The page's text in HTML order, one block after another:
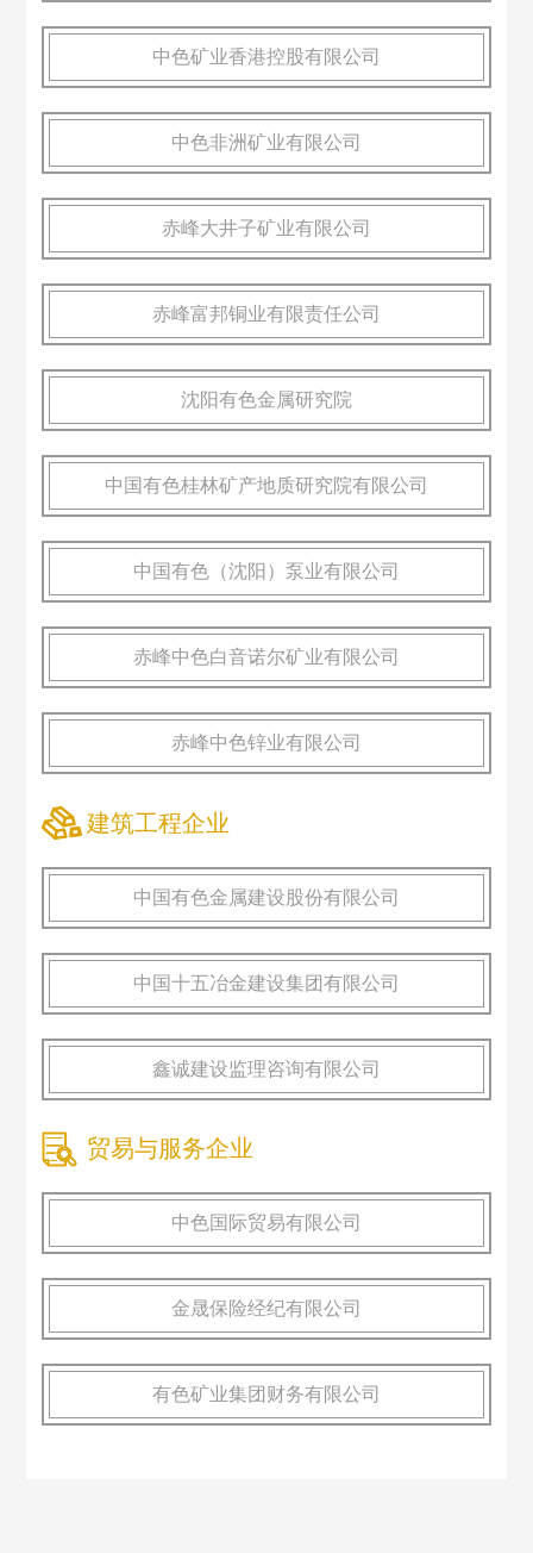
中色矿业香港控股有限公司
中色非洲矿业有限公司
赤峰大井子矿业有限公司
赤峰富邦铜业有限责任公司
沈阳有色金属研究院
中国有色桂林矿产地质研究院有限公司
中国有色（沈阳）泵业有限公司
赤峰中色白音诺尔矿业有限公司
赤峰中色锌业有限公司
建筑工程企业
中国有色金属建设股份有限公司
中国十五冶金建设集团有限公司
鑫诚建设监理咨询有限公司
贸易与服务企业
中色国际贸易有限公司
金晟保险经纪有限公司
有色矿业集团财务有限公司